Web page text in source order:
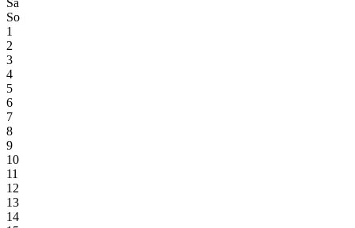
Sa
So
1
2
3
4
5
6
7
8
9
10
11
12
13
14